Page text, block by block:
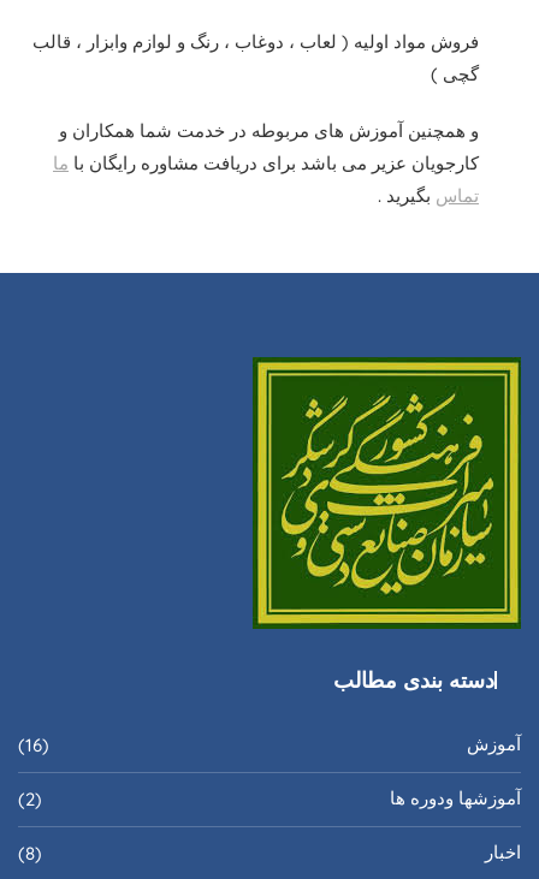
فروش مواد اولیه ( لعاب ، دوغاب ، رنگ و لوازم وابزار ، قالب
گچی )
و همچنین آموزش های مربوطه در خدمت شما همکاران و
کارجویان عزیر می باشد برای دریافت مشاوره رایگان با ما
تماس بگیرید .
دسته بندی مطالب
آموزش (16)
آموزشها ودوره ها (2)
اخبار (8)